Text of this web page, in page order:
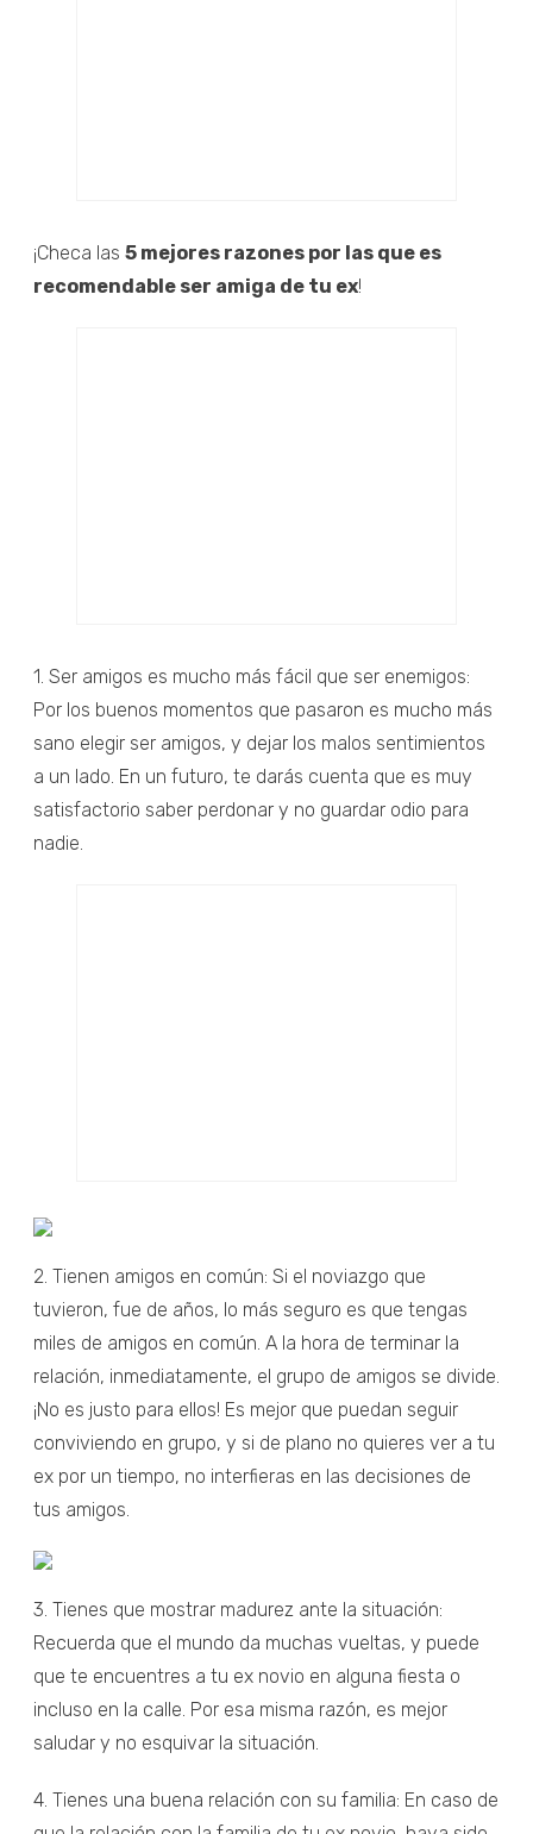
¡Checa las 5 mejores razones por las que es
recomendable ser amiga de tu ex!
1. Ser amigos es mucho más fácil que ser enemigos:
Por los buenos momentos que pasaron es mucho más
sano elegir ser amigos, y dejar los malos sentimientos
a un lado. En un futuro, te darás cuenta que es muy
satisfactorio saber perdonar y no guardar odio para
nadie.
2. Tienen amigos en común: Si el noviazgo que
tuvieron, fue de años, lo más seguro es que tengas
miles de amigos en común. A la hora de terminar la
relación, inmediatamente, el grupo de amigos se divide.
¡No es justo para ellos! Es mejor que puedan seguir
conviviendo en grupo, y si de plano no quieres ver a tu
ex por un tiempo, no interfieras en las decisiones de
tus amigos.
3. Tienes que mostrar madurez ante la situación:
Recuerda que el mundo da muchas vueltas, y puede
que te encuentres a tu ex novio en alguna fiesta o
incluso en la calle. Por esa misma razón, es mejor
saludar y no esquivar la situación.
4. Tienes una buena relación con su familia: En caso de